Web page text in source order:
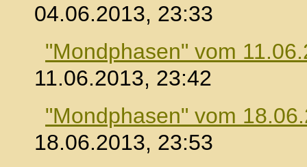
04.06.2013, 23:33
"Mondphasen" vom
11.06.2013, 23:42
"Mondphasen" vom
18.06.2013, 23:53